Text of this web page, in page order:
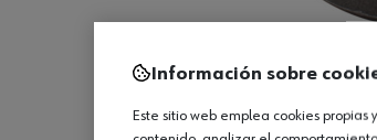
Información sobre
Este sitio web emplea cookies